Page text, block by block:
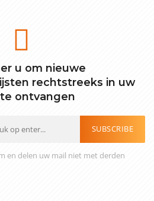
u om nieuwe
rechtstreeks in uw
ontvangen
SUBSCRIBE
en delen uw mail niet met derden